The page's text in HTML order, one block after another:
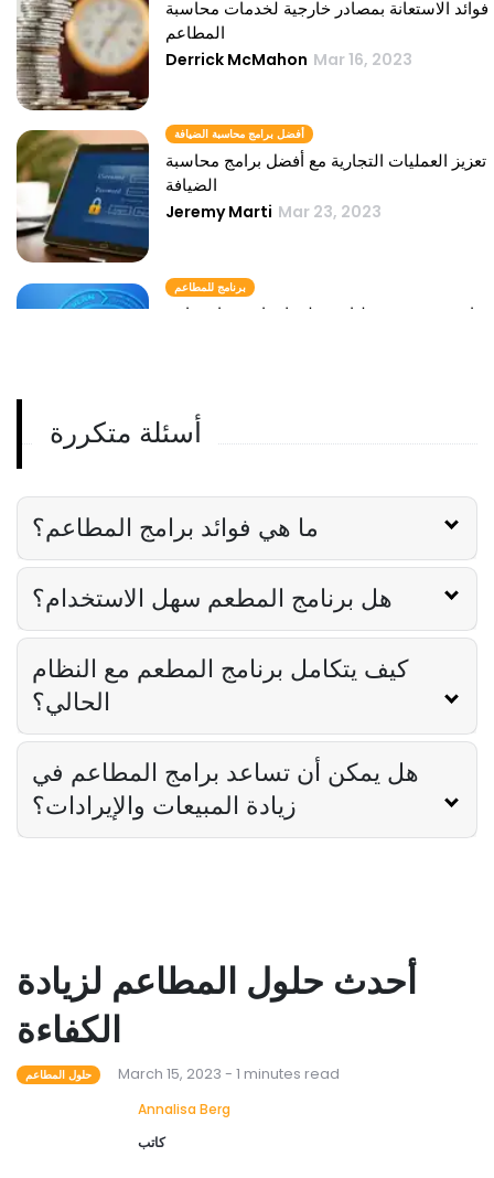
فوائد الاستعانة بمصادر خارجية لخدمات محاسبة
المطاعم
Derrick McMahon Mar 16, 2023
أفضل برامج محاسبة الضيافة
تعزيز العمليات التجارية مع أفضل برامج محاسبة
الضيافة
Jeremy Marti Mar 23, 2023
برنامج للمطاعم
ارفع مستوى عمليات مطعمك باستخدام برامج
أسئلة متكررة
ما هي فوائد برامج المطاعم؟
هل برنامج المطعم سهل الاستخدام؟
كيف يتكامل برنامج المطعم مع النظام
الحالي؟
هل يمكن أن تساعد برامج المطاعم في
زيادة المبيعات والإيرادات؟
أحدث حلول المطاعم لزيادة
الكفاءة
حلول المطاعم
March 15, 2023 - 1 minutes read
Annalisa Berg
كاتب